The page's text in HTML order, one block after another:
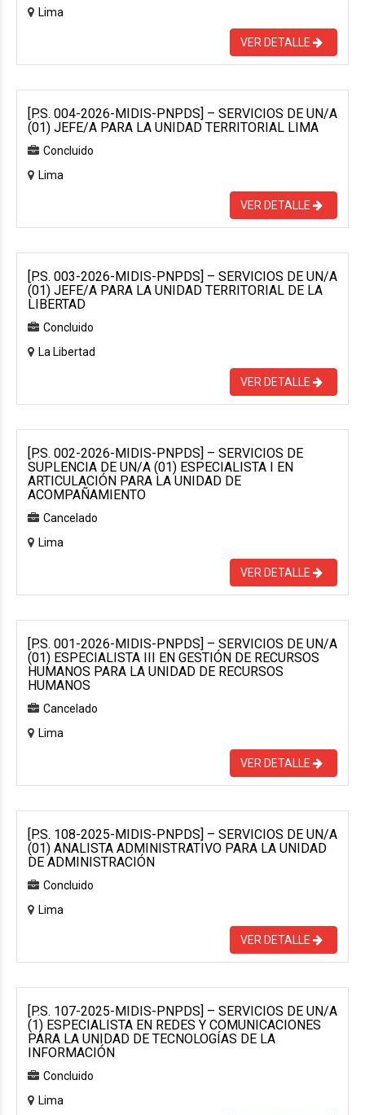
Lima
VER DETALLE
[P.S. 004-2026-MIDIS-PNPDS] – SERVICIOS DE UN/A
(01) JEFE/A PARA LA UNIDAD TERRITORIAL LIMA
Concluido
Lima
VER DETALLE
[P.S. 003-2026-MIDIS-PNPDS] – SERVICIOS DE UN/A
(01) JEFE/A PARA LA UNIDAD TERRITORIAL DE LA
LIBERTAD
Concluido
La Libertad
VER DETALLE
[P.S. 002-2026-MIDIS-PNPDS] – SERVICIOS DE
SUPLENCIA DE UN/A (01) ESPECIALISTA I EN
ARTICULACIÓN PARA LA UNIDAD DE
ACOMPAÑAMIENTO
Cancelado
Lima
VER DETALLE
[P.S. 001-2026-MIDIS-PNPDS] – SERVICIOS DE UN/A
(01) ESPECIALISTA III EN GESTIÓN DE RECURSOS
HUMANOS PARA LA UNIDAD DE RECURSOS
HUMANOS
Cancelado
Lima
VER DETALLE
[P.S. 108-2025-MIDIS-PNPDS] – SERVICIOS DE UN/A
(01) ANALISTA ADMINISTRATIVO PARA LA UNIDAD
DE ADMINISTRACIÓN
Concluido
Lima
VER DETALLE
[P.S. 107-2025-MIDIS-PNPDS] – SERVICIOS DE UN/A
(1) ESPECIALISTA EN REDES Y COMUNICACIONES
PARA LA UNIDAD DE TECNOLOGÍAS DE LA
INFORMACIÓN
Concluido
Lima